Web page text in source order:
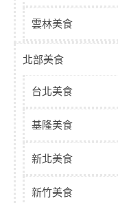
雲林美食
北部美食
台北美食
基隆美食
新北美食
新竹美食